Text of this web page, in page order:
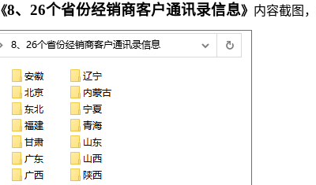
《8、26个省份经销商客户通讯录信息》 内容截图，